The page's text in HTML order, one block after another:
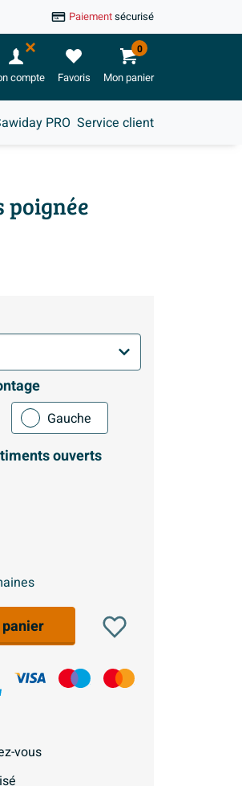
Paiementsécurisé
compte Favoris Mon panier
0
PRO Service client
poignée
Gauche
ouverts
vous